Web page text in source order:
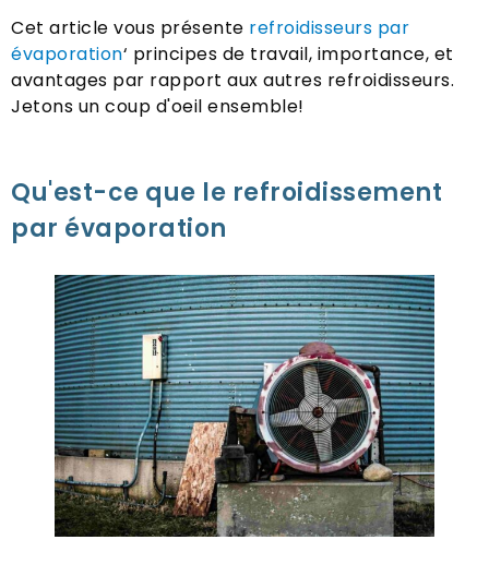
Cet article vous présente refroidisseurs par
évaporation‘ principes de travail, importance, et
avantages par rapport aux autres refroidisseurs.
Jetons un coup d'oeil ensemble!
Qu'est-ce que le refroidissement
par évaporation